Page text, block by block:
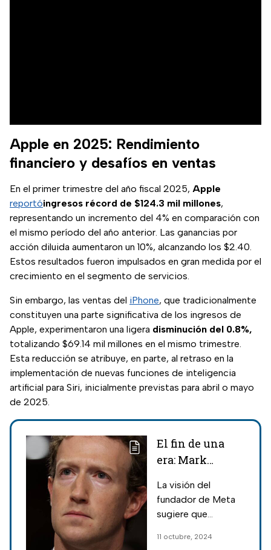
Apple en 2025: Rendimiento
financiero y desafíos en ventas
En el primer trimestre del año fiscal 2025, Apple
reportóingresos récord de $124.3 mil millones,
representando un incremento del 4% en comparación con
el mismo período del año anterior. Las ganancias por
acción diluida aumentaron un 10%, alcanzando los $2.40.
Estos resultados fueron impulsados en gran medida por el
crecimiento en el segmento de servicios.
Sin embargo, las ventas del iPhone, que tradicionalmente
constituyen una parte significativa de los ingresos de
Apple, experimentaron una ligera disminución del 0.8%,
totalizando $69.14 mil millones en el mismo trimestre.
Esta reducción se atribuye, en parte, al retraso en la
implementación de nuevas funciones de inteligencia
artificial para Siri, inicialmente previstas para abril o mayo
de 2025.
El fin de una
era: Mark
predice el fin de
los
tiene este
La visión del
fundador de Meta
sugiere que
umbral de un cambio
11 octubre, 2024